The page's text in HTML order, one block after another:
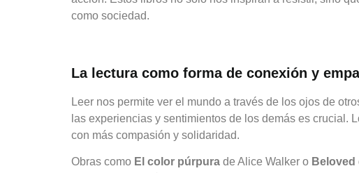
como sociedad.
La lectura como forma de conexión y
Leer nos permite ver el mundo a través de los ojos de
las experiencias y sentimientos de los demás es crucial.
con más compasión y solidaridad.
Obras como El color púrpura de Alice Walker o Beloved